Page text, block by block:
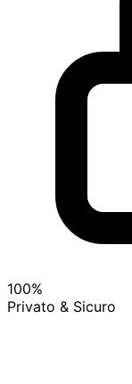
100%
Privato & Sicuro